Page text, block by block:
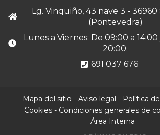
Lg. Vinquiño, 43 nave 3 -
(Pontevedra)
Lunes a Viernes: De 09:00 a 14:00
20:00.
691 037 676
Mapa del sitio - Aviso legal - Política
Cookies- Condiciones generales de
Área Interna